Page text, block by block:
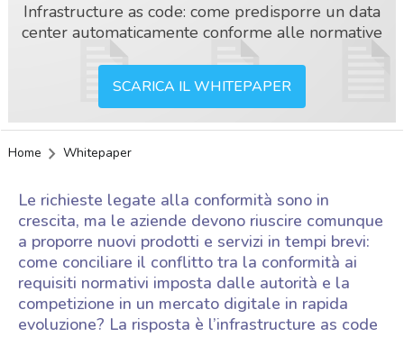
Infrastructure as code: come predisporre un data
center automaticamente conforme alle normative
SCARICA IL WHITEPAPER
Home Whitepaper
Le richieste legate alla conformità sono in
crescita, ma le aziende devono riuscire comunque
a proporre nuovi prodotti e servizi in tempi brevi:
come conciliare il conflitto tra la conformità ai
requisiti normativi imposta dalle autorità e la
competizione in un mercato digitale in rapida
evoluzione? La risposta è l’infrastructure as code